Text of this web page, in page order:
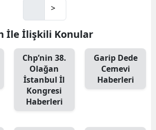
>
İle İlişkili Konular
Chp’nin 38.
Olağan
İstanbul İl
Kongresi
Haberleri
Garip Dede
Cemevi
Haberleri